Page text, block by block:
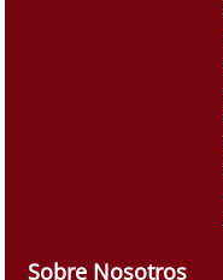
Sobre Nosotros